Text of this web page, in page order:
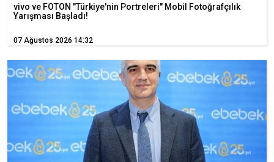
vivo ve FOTON "Türkiye'nin Portreleri" Mobil Fotoğrafçılık
Yarışması Başladı!
07 Ağustos 2026 14:32